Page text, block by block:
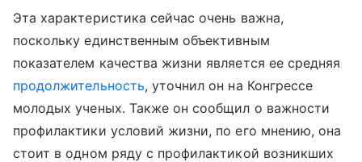
Эта характеристика сейчас очень важна,
поскольку единственным объективным
показателем качества жизни является ее средняя
продолжительность, уточнил он на Конгрессе
молодых ученых. Также он сообщил о важности
профилактики условий жизни, по его мнению, она
стоит в одном ряду с профилактикой возникших